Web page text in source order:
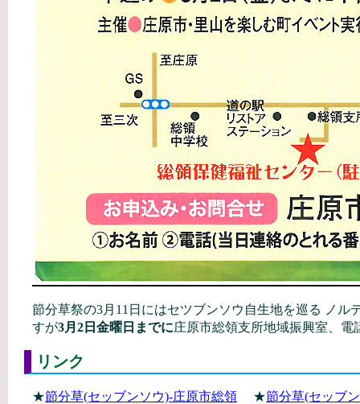
節分草祭の3月11日にはセツブンソウ自生地を巡る ノ
すが3月2日金曜日までに庄原市総領支所地域振興室、電
リンク
★節分草(セッブンソウ)-庄原市総領 ★節分草(セッブ